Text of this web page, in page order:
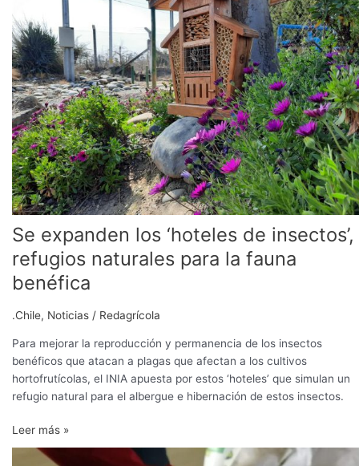
Se expanden los ‘hoteles de insectos’,
refugios naturales para la fauna
benéfica
.Chile, Noticias / Redagrícola
Para mejorar la reproducción y permanencia de los insectos
benéficos que atacan a plagas que afectan a los cultivos
hortofrutícolas, el INIA apuesta por estos ‘hoteles’ que simulan un
refugio natural para el albergue e hibernación de estos insectos.
de
insectos’,
refugios
naturales
para
la
fauna
benéfica
Leer más »